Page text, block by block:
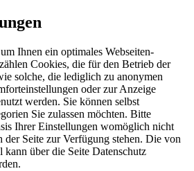
Ihnen ein optimales Webseiten-
Cookies, die für den Betrieb der
solche, die lediglich zu anonymen
oder zur Anzeige
werden. Sie können selbst
Sie zulassen möchten. Bitte
Ihrer Einstellungen womöglich nicht
der Seite zur Verfügung stehen. Die von
über die Seite Datenschutz